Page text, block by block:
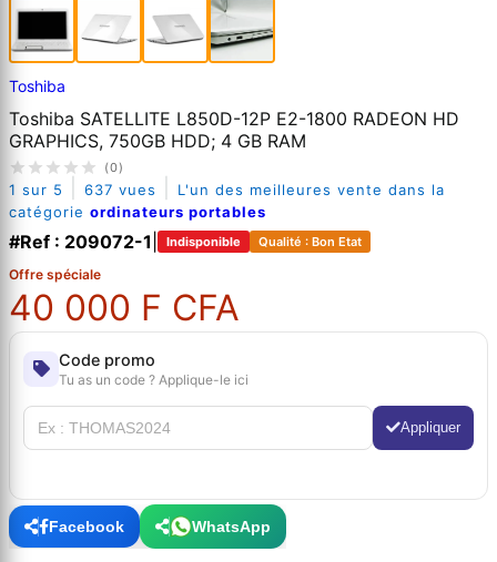
Toshiba
Toshiba SATELLITE L850D-12P E2-1800 RADEON HD
GRAPHICS, 750GB HDD; 4 GB RAM
(0)
1 sur 5 637 vues
L'un des meilleures vente dans la
catégorie ordinateurs portables
#Ref : 209072-1 Indisponible Qualité : Bon Etat
Offre spéciale
40 000 F CFA
Code promo
Tu as un code ? Applique-le ici
Appliquer
Facebook WhatsApp